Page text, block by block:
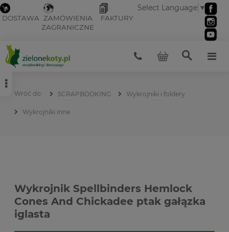
DOSTAWA ZAMÓWIENIA
ZAGRANICZNE
FAKTURY
Select Language ▼
SCRAPBOOKING Wykrojniki i foldery
Wykrojniki inne
Wykrojnik Spellbinders Hemlock
Cones And Chickadee ptak gałązka
iglasta